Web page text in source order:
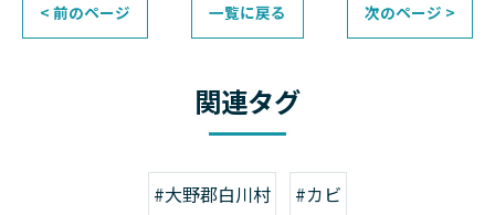
< 前のページ 一覧に戻る 次のページ >
関連タグ
#大野郡白川村 #カビ